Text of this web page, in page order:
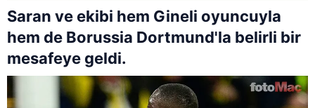
Saran ve ekibi hem Gineli oyuncuyla
hem de Borussia Dortmund'la belirli bir
mesafeye geldi.